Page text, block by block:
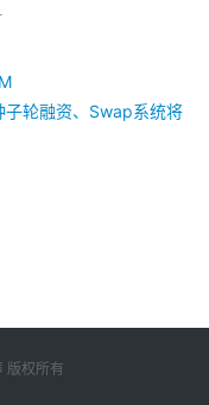
轮融资、Swap系统将
版权所有